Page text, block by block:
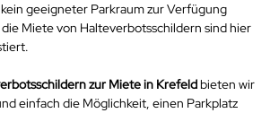
geeigneter Parkraum zur Verfügung
Miete von Halteverbotsschildern sind hier
zur Miete in Krefeld bieten wir
einfach die Möglichkeit, einen Parkplatz